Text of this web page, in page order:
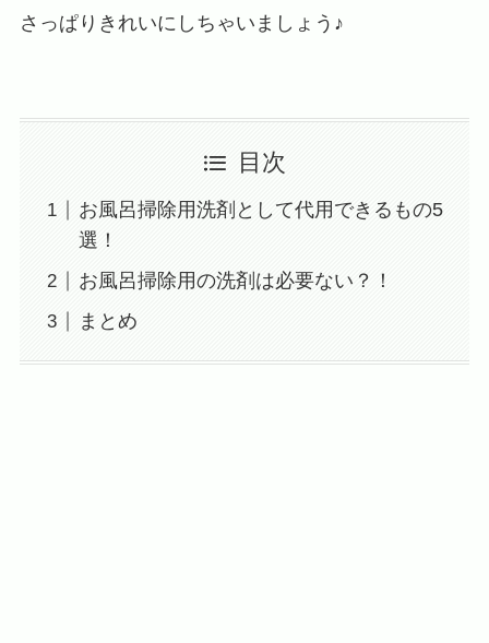
さっぱりきれいにしちゃいましょう♪
目次
お風呂掃除用洗剤として代用できるもの5
選！
お風呂掃除用の洗剤は必要ない？！
まとめ